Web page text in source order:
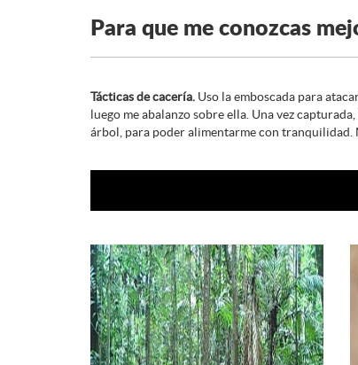
Para que me conozcas
Tácticas de cacería. Uso la emboscada para
luego me abalanzo sobre ella. Una vez
árbol, para poder alimentarme con tranquilidad.